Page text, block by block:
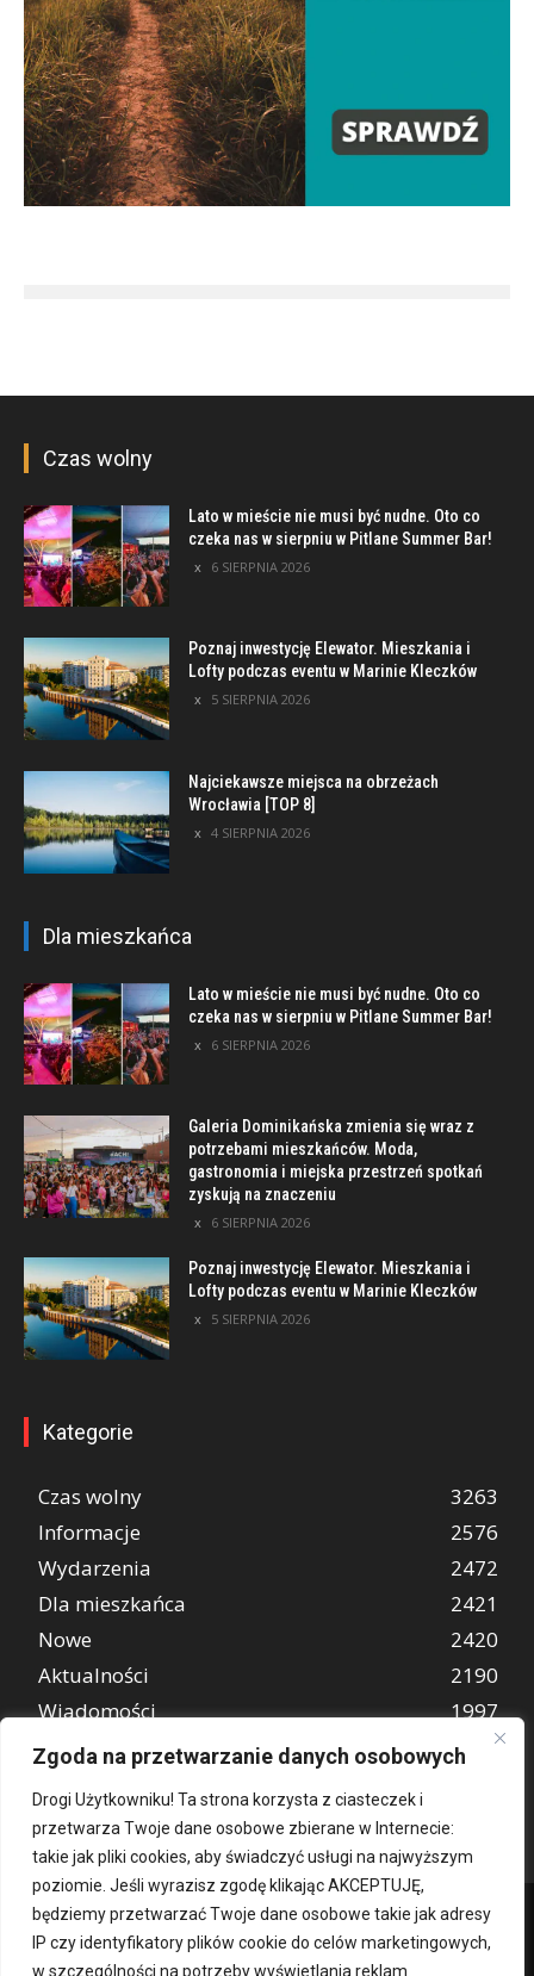
Zgoda na przetwarzanie danych osobowych
Drogi Użytkowniku! Ta strona korzysta z ciasteczek i
przetwarza Twoje dane osobowe zbierane w Internecie:
takie jak pliki cookies, aby świadczyć usługi na najwyższym
poziomie. Jeśli wyrazisz zgodę klikając AKCEPTUJĘ,
będziemy przetwarzać Twoje dane osobowe takie jak adresy
IP czy identyfikatory plików cookie do celów marketingowych,
w szczególności na potrzeby wyświetlania reklam
Czas wolny
Lato w mieście nie musi być nudne. Oto co
czeka nas w sierpniu w Pitlane Summer Bar!
6 SIERPNIA 2026
Poznaj inwestycję Elewator. Mieszkania i
Lofty podczas eventu w Marinie Kleczków
5 SIERPNIA 2026
Najciekawsze miejsca na obrzeżach
Wrocławia [TOP 8]
4 SIERPNIA 2026
Dla mieszkańca
Lato w mieście nie musi być nudne. Oto co
czeka nas w sierpniu w Pitlane Summer Bar!
6 SIERPNIA 2026
Galeria Dominikańska zmienia się wraz z
potrzebami mieszkańców. Moda,
gastronomia i miejska przestrzeń spotkań
zyskują na znaczeniu
6 SIERPNIA 2026
Poznaj inwestycję Elewator. Mieszkania i
Lofty podczas eventu w Marinie Kleczków
5 SIERPNIA 2026
Kategorie
Czas wolny
3263
Informacje
2576
Wydarzenia
2472
Dla mieszkańca
2421
Nowe
2420
Aktualności
2190
Wiadomości
1997
REKLAMA
849